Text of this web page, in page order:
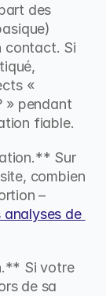
des
contact. Si
«
» pendant
fiable.
Sur
combien
–
analyses de
Si votre
de sa